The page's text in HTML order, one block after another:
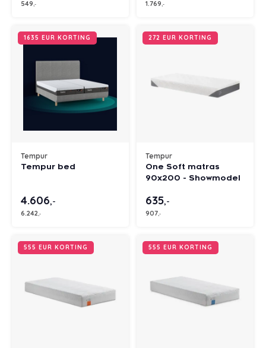
549 ,- 1.769 ,-
1635 EUR KORTING
Tempur
Tempur bed
4.606,-
6.242 ,-
272 EUR KORTING
Tempur
One Soft matras
90x200 - Showmodel
635,-
907 ,-
555 EUR KORTING 555 EUR KORTING